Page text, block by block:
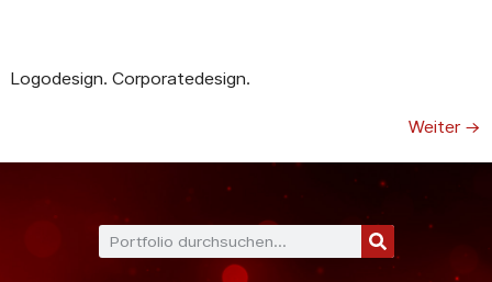
Logodesign. Corporatedesign.
Weiter →